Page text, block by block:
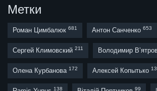
Метки
Роман Цимбалюк 681 Антон Санченко 653
Сергей Климовский 211 Володимир
Олена Курбанова 172 Алексей Копытько
138 99